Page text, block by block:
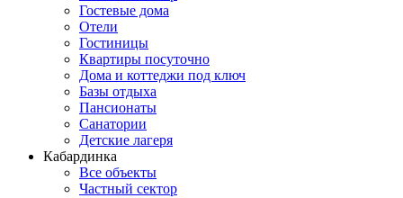
Гостевые дома
Отели
Гостиницы
Квартиры посуточно
Дома и коттеджи под ключ
Базы отдыха
Пансионаты
Санатории
Детские лагеря
Кабардинка
Все объекты
Частный сектор